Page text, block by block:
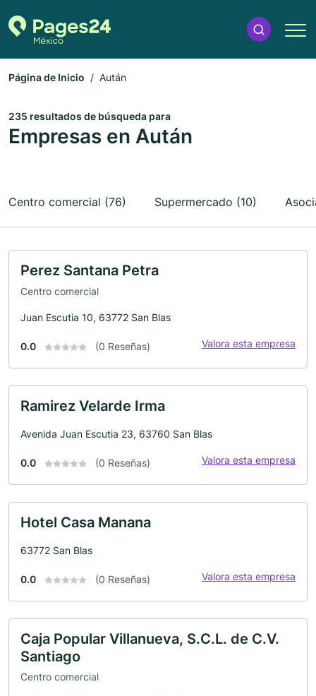
Página de Inicio Aután
235 resultados de búsqueda para
Empresas en Aután
Centro comercial (76) Supermercado (10)
Perez Santana Petra
Centro comercial
Juan Escutia 10, 63772 San Blas
0.0 (0 Reseñas) Valora esta empresa
Ramirez Velarde Irma
Avenida Juan Escutia 23, 63760 San Blas
0.0 (0 Reseñas) Valora esta empresa
Hotel Casa Manana
63772 San Blas
0.0 (0 Reseñas) Valora esta empresa
Caja Popular Villanueva, S.C.L. de C.V.
Santiago
Centro comercial